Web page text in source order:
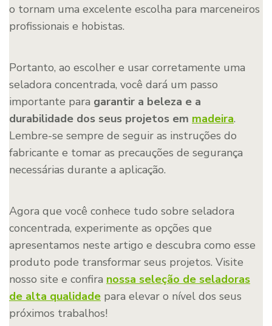
o tornam uma excelente escolha para marceneiros
profissionais e hobistas.
Portanto, ao escolher e usar corretamente uma
seladora concentrada, você dará um passo
importante para garantir a beleza e a
durabilidade dos seus projetos em madeira.
Lembre-se sempre de seguir as instruções do
fabricante e tomar as precauções de segurança
necessárias durante a aplicação.
Agora que você conhece tudo sobre seladora
concentrada, experimente as opções que
apresentamos neste artigo e descubra como esse
produto pode transformar seus projetos. Visite
nosso site e confira nossa seleção de seladoras
de alta qualidade para elevar o nível dos seus
próximos trabalhos!